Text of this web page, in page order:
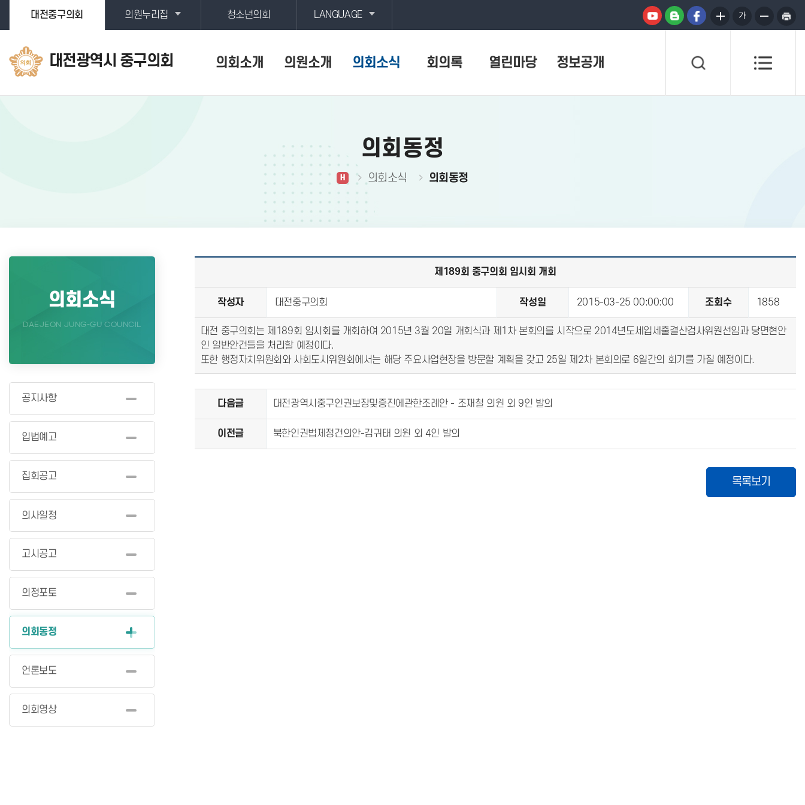
대전중구의회
의원누리집 청소년의회 LANGUAGE 가
대전광역시 중구의회 의회소개 의원소개 의회소식 회의록 열린마당 정보공개
의회동정
H 의회소식 의회동정
의회소식
DAEJEON JUNG-GU COUNCIL
공지사항
입법예고
집회공고
의사일정
고시공고
의정포토
의회동정
언론보도
의회영상
제189회 중구의회 임시회 개회
작성자 대전중구의회 작성일 2015-03-25 00:00:00 조회수 1858
대전 중구의회는 제189회 임시회를 개회하여 2015년 3월 20일 개회식과 제1차 본회의를 시작으로 2014년도세입세출결산검사위원선임과 당면현안
인 일반안건들을 처리할 예정이다.
또한 행정자치위원회와 사회도시위원회에서는 해당 주요사업현장을 방문할 계획을 갖고 25일 제2차 본회의로 6일간의 회기를 가질 예정이다.
다음글 대전광역시중구인권보장및증진에관한조례안 - 조재철 의원 외 9인 발의
이전글 북한인권법제정건의안-김귀태 의원 외 4인 발의
목록보기